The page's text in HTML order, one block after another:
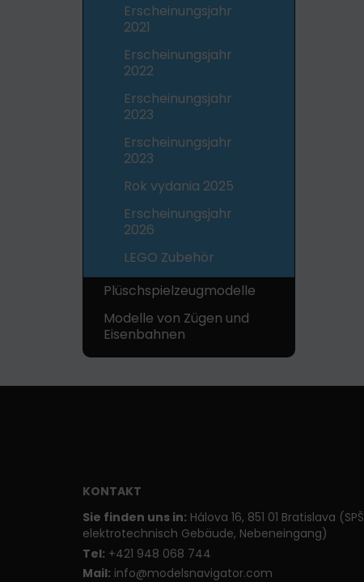
Erscheinungsjahr
2021
Erscheinungsjahr
2022
Erscheinungsjahr
2023
Erscheinungsjahr
2023
Rok vydania 2025
Erscheinungsjahr
2026
LEGO Zubehör
Plüschspielzeugmodelle
Modelle von Zügen und
Eisenbahnen
KONTAKT
Sie finden uns in: Hálova 16, 851 01 Bratislava (SPŠ
elektrotechnisch Gebäude, Nebeneingang)
Tel: +421 948 068 744
Mail: info@modelsnavigator.com